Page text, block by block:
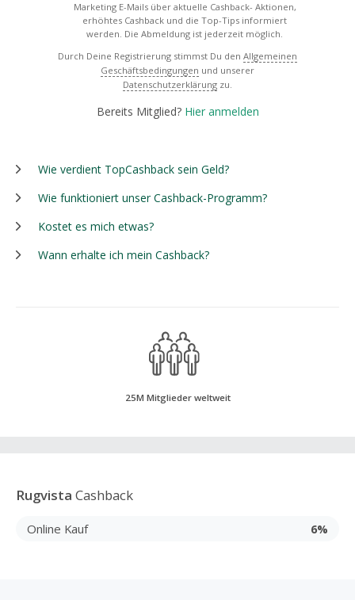
Marketing E-Mails über aktuelle Cashback- Aktionen,
erhöhtes Cashback und die Top-Tips informiert
werden. Die Abmeldung ist jederzeit möglich.
Durch Deine Registrierung stimmst Du den Allgemeinen
Geschäftsbedingungen und unserer
Datenschutzerklärung zu.
Bereits Mitglied? Hier anmelden
Wie verdient TopCashback sein Geld?
Wie funktioniert unser Cashback-Programm?
Kostet es mich etwas?
Wann erhalte ich mein Cashback?
25M Mitglieder weltweit
Rugvista Cashback
Online Kauf 6%